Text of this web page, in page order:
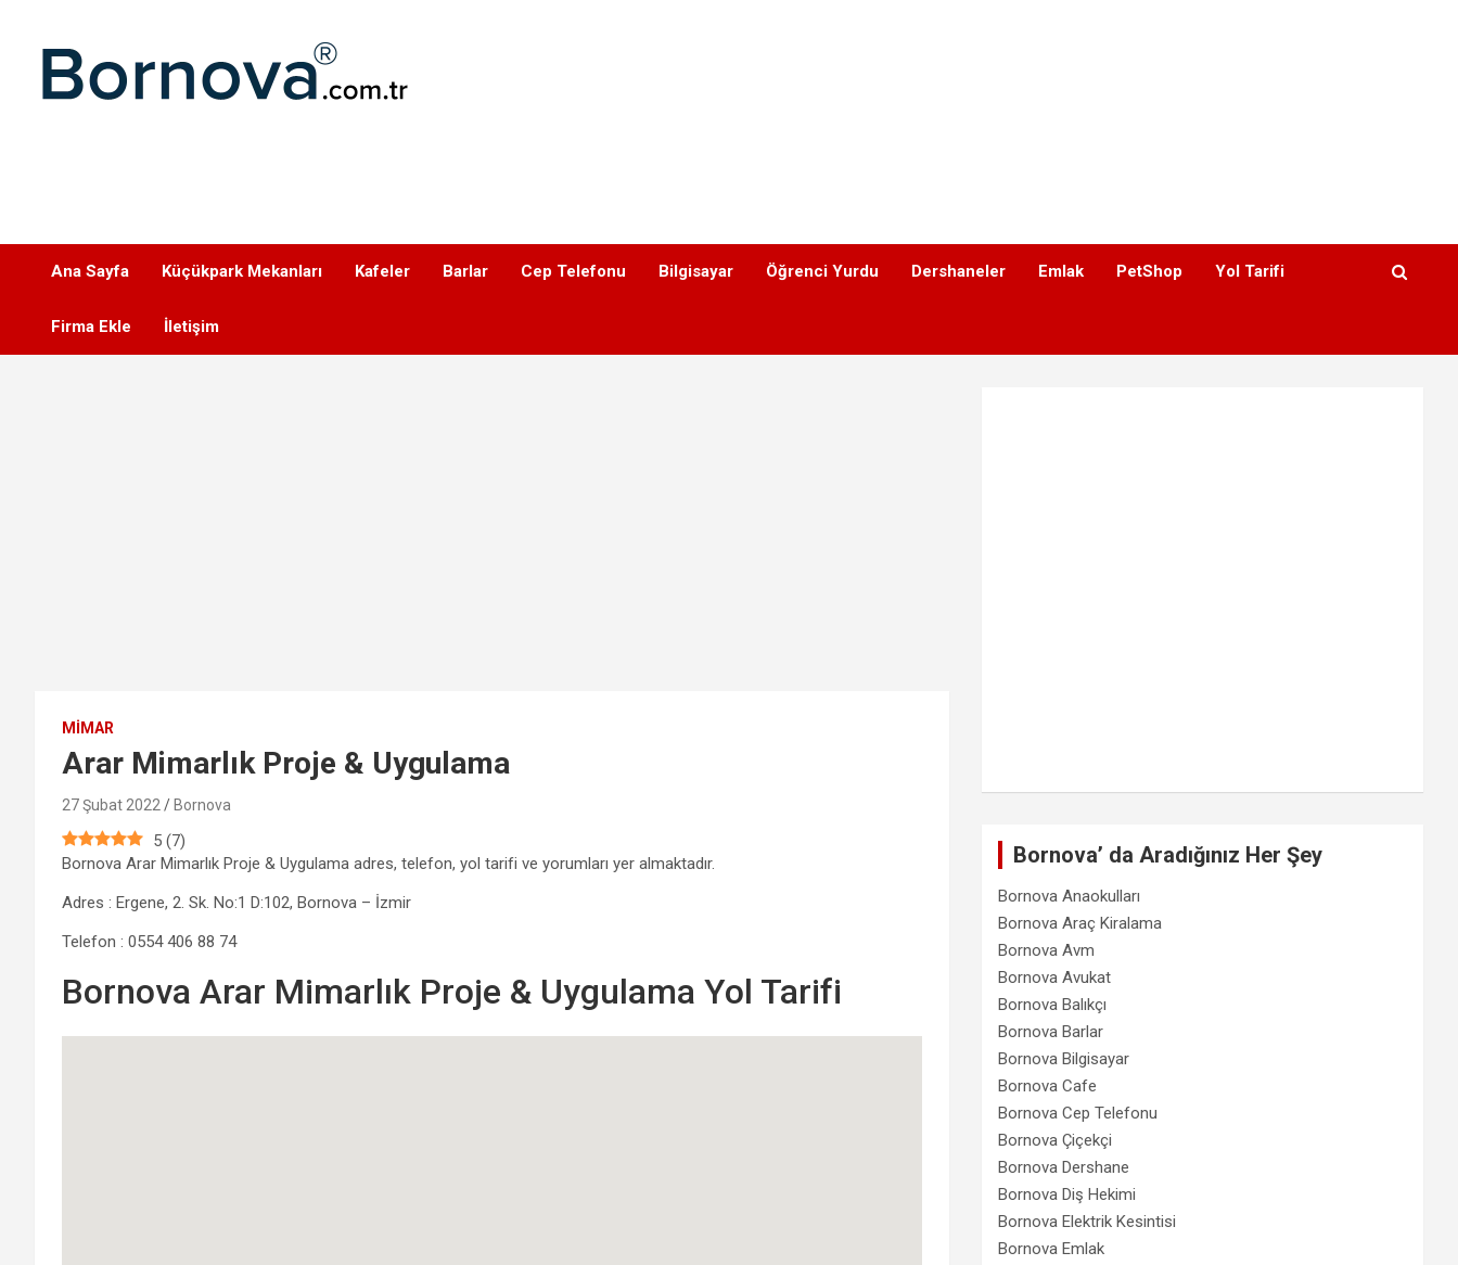
Ana Sayfa Küçükpark Mekanları Kafeler Barlar Cep Telefonu Bilgisayar Öğrenci Yurdu Dershaneler Emlak PetShop Yol Tarifi
Firma Ekle İletişim
MIMAR
Arar Mimarlık Proje & Uygulama
27 Şubat 2022 Bornova
5 (7)
Bornova Arar Mimarlık Proje & Uygulama adres, telefon, yol tarifi ve yorumları yer almaktadır.
Adres : Ergene, 2. Sk. No:1 D:102, Bornova – İzmir
Telefon : 0554 406 88 74
Bornova Arar Mimarlık Proje & Uygulama Yol Tarifi
Bornova’ da Aradığınız Her Şey
Bornova Anaokulları
Bornova Araç Kiralama
Bornova Avm
Bornova Avukat
Bornova Balıkçı
Bornova Barlar
Bornova Bilgisayar
Bornova Cafe
Bornova Cep Telefonu
Bornova Çiçekçi
Bornova Dershane
Bornova Diş Hekimi
Bornova Elektrik Kesintisi
Bornova Emlak